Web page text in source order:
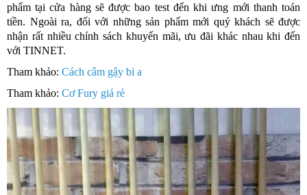
phẩm tại cửa hàng sẽ được bao test đến khi ưng mới thanh toán
tiền. Ngoài ra, đối với những sản phẩm mới quý khách sẽ được
nhận rất nhiều chính sách khuyến mãi, ưu đãi khác nhau khi đến
với TINNET.
Tham khảo: Cách câm gậy bi a
Tham khảo: Cơ Fury giá rẻ